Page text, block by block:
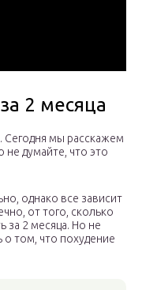
2 месяца
Сегодня мы расскажем
не думайте, что это
однако все зависит
от того, сколько
за 2 месяца. Но не
о том, что похудение